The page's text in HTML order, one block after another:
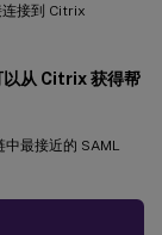
接到 Citrix
以从 Citrix 获得帮
最接近的 SAML